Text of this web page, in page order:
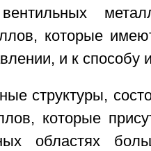
которые
и к способу
структуры,
которые
областях